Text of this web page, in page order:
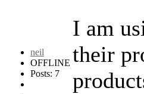
neil
OFFLINE
Posts: 7
I am
their